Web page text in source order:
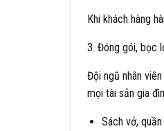
Khi khách hàng
3. Đóng gói, bọc
Đội ngũ nhân
mọi tài sản gia
Sách vở,